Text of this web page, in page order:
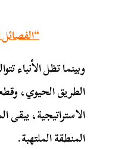
وبينما تظل
الطريق الحيوي،
الاستراتيجية،
المنطقة الملتهبة.